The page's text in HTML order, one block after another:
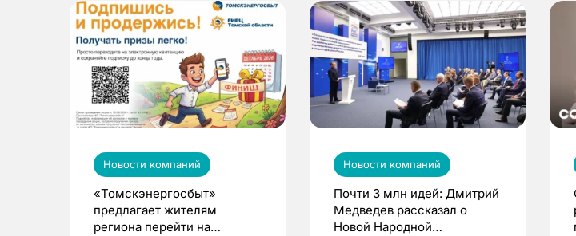
Новости компаний
«Томскэнергосбыт»
предлагает жителям
региона перейти на
Новости компаний
Почти 3 млн идей: Дмитрий
Медведев рассказал о
Новой Народной